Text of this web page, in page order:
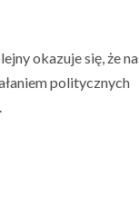
okazuje się, że
politycznych